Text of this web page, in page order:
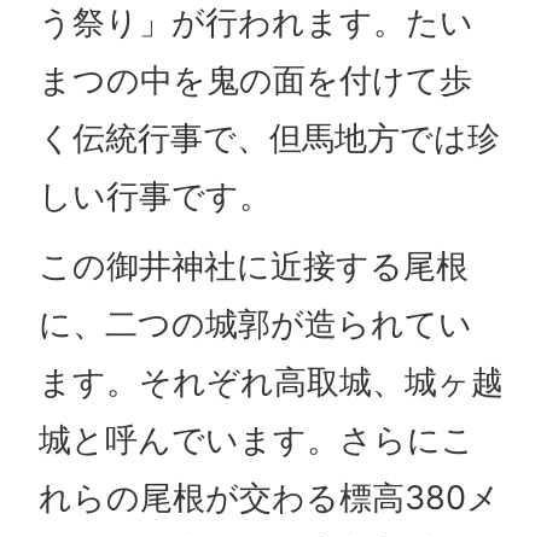
う祭り」が行われます。たい
まつの中を鬼の面を付けて歩
く伝統行事で、但馬地方では珍
しい行事です。
この御井神社に近接する尾根
に、二つの城郭が造られてい
ます。それぞれ高取城、城ヶ越
城と呼んでいます。さらにこ
れらの尾根が交わる標高380メ